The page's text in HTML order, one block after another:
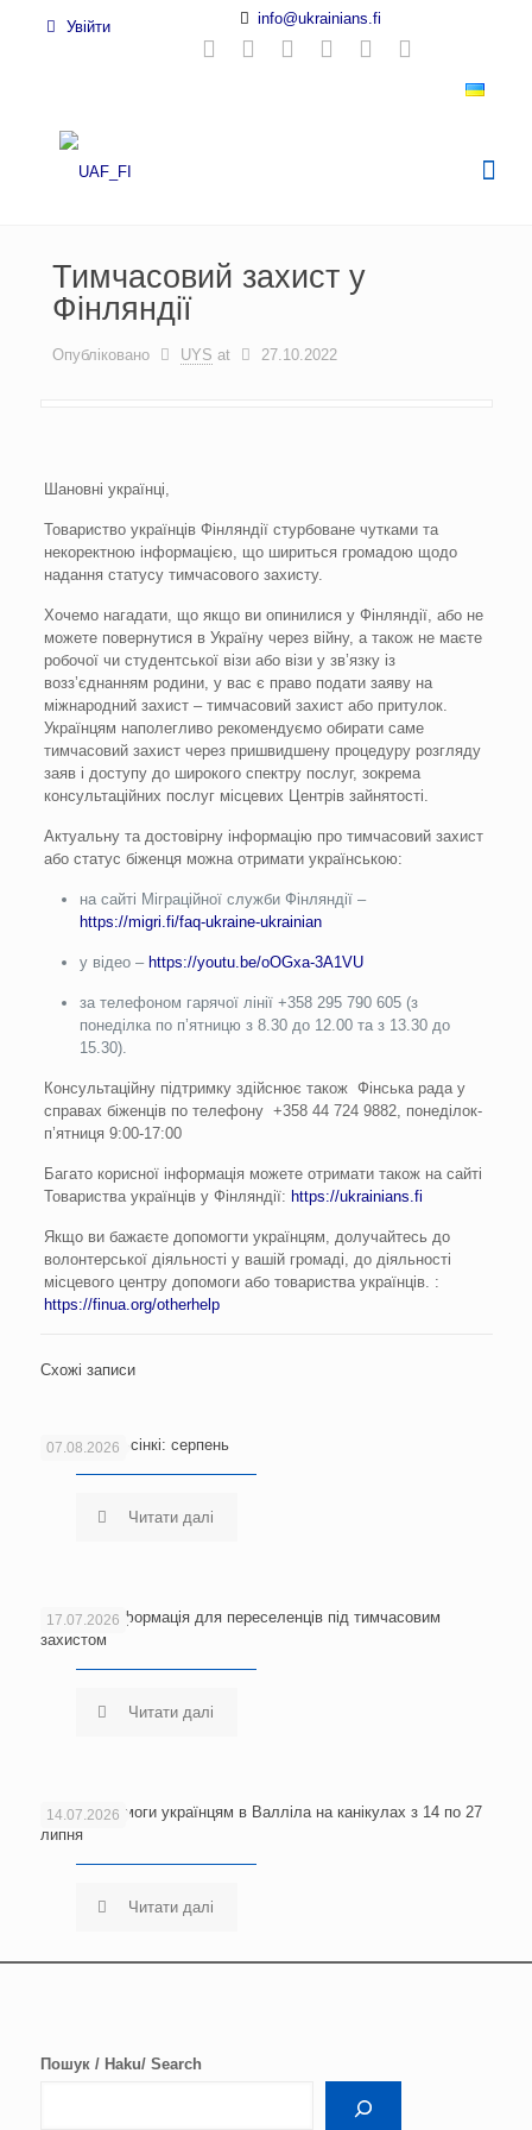
Увійти info@ukrainians.fi
Тимчасовий захист у
Фінляндії
Опубліковано UYS at 27.10.2022
Шановні українці,
Товариство українців Фінляндії стурбоване чутками та
некоректною інформацією, що шириться громадою щодо
надання статусу тимчасового захисту.
Хочемо нагадати, що якщо ви опинилися у Фінляндії, або не
можете повернутися в Україну через війну, а також не маєте
робочої чи студентської візи або візи у зв’язку із
возз’єднанням родини, у вас є право подати заяву на
міжнародний захист – тимчасовий захист або притулок.
Українцям наполегливо рекомендуємо обирати саме
тимчасовий захист через пришвидшену процедуру розгляду
заяв і доступу до широкого спектру послуг, зокрема
консультаційних послуг місцевих Центрів зайнятості.
Актуальну та достовірну інформацію про тимчасовий захист
або статус біженця можна отримати українською:
на сайті Міграційної служби Фінляндії –
https://migri.fi/faq-ukraine-ukrainian
у відео – https://youtu.be/oOGxa-3A1VU
за телефоном гарячої лінії +358 295 790 605 (з
понеділка по п’ятницю з 8.30 до 12.00 та з 13.30 до
15.30).
Консультаційну підтримку здійснює також Фінська рада у
справах біженців по телефону +358 44 724 9882, понеділок-
п’ятниця 9:00-17:00
Багато корисної інформація можете отримати також на сайті
Товариства українців у Фінляндії: https://ukrainians.fi
Якщо ви бажаєте допомогти українцям, долучайтесь до
волонтерської діяльності у вашій громаді, до діяльності
місцевого центру допомоги або товариства українців. :
https://finua.org/otherhelp
Схожі записи
07.08.2026
Новини Гельсінкі: серпень
Читати далі
17.07.2026
Важлива інформація для переселенців під тимчасовим
захистом
Читати далі
14.07.2026
Центр допомоги українцям в Валліла на канікулах з 14 по 27
липня
Читати далі
Пошук / Haku/ Search